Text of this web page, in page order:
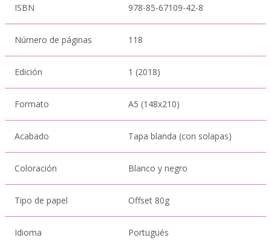
ISBN 978-85-67109-42-8
Número de páginas 118
Edición 1 (2018)
Formato A5 (148x210)
Acabado Tapa blanda (con solapas)
Coloración Blanco y negro
Tipo de papel Offset 80g
Idioma Portugués